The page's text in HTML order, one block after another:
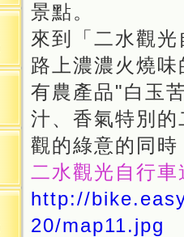
景點。
來到「二水觀
路上濃濃火燒
有農產品"白玉
汁、香氣特別
觀的綠意的同
二水觀光自行
http://
20/map11.jpg